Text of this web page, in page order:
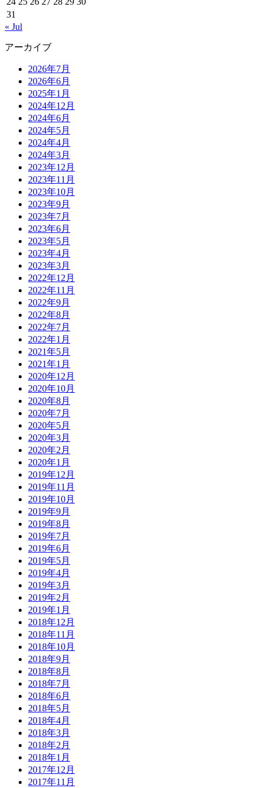
31
« Jul
アーカイブ
2026年7月
2026年6月
2025年1月
2024年12月
2024年6月
2024年5月
2024年4月
2024年3月
2023年12月
2023年11月
2023年10月
2023年9月
2023年7月
2023年6月
2023年5月
2023年4月
2023年3月
2022年12月
2022年11月
2022年9月
2022年8月
2022年7月
2022年1月
2021年5月
2021年1月
2020年12月
2020年10月
2020年8月
2020年7月
2020年5月
2020年3月
2020年2月
2020年1月
2019年12月
2019年11月
2019年10月
2019年9月
2019年8月
2019年7月
2019年6月
2019年5月
2019年4月
2019年3月
2019年2月
2019年1月
2018年12月
2018年11月
2018年10月
2018年9月
2018年8月
2018年7月
2018年6月
2018年5月
2018年4月
2018年3月
2018年2月
2018年1月
2017年12月
2017年11月